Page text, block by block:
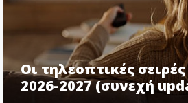
Οι τηλεοπτικές
2026-2027 (συνεχή